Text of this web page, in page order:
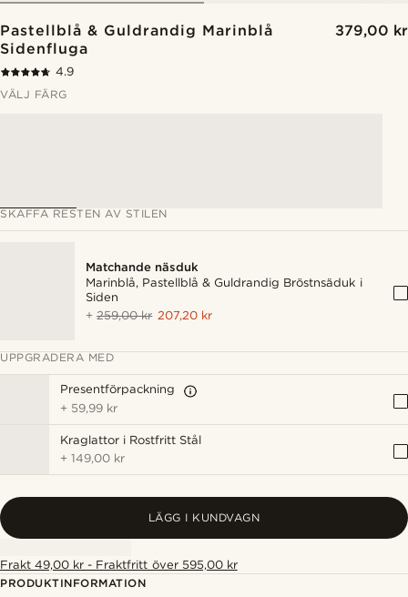
Pastellblå & Guldrandig Marinblå
Sidenfluga
379,00 kr
4.9
VÄLJ FÄRG
SKAFFA RESTEN AV STILEN
Matchande näsduk
Marinblå, Pastellblå & Guldrandig Bröstnsäduk i
Siden
+259,00 kr 207,20 kr
UPPGRADERA MED
Presentförpackning
+ 59,99 kr
Kraglattor i Rostfritt Stål
+149,00 kr
LÄGG I KUNDVAGN
Frakt 49,00 kr - Fraktfritt över 595,00 kr
PRODUKTINFORMATION